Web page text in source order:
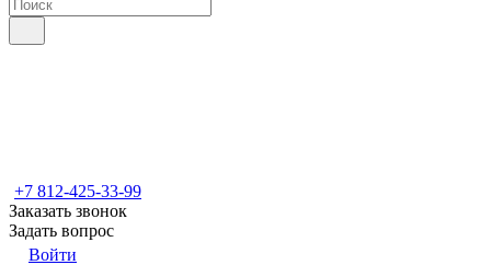
+7 812-425-33-99
Заказать звонок
Задать вопрос
Войти